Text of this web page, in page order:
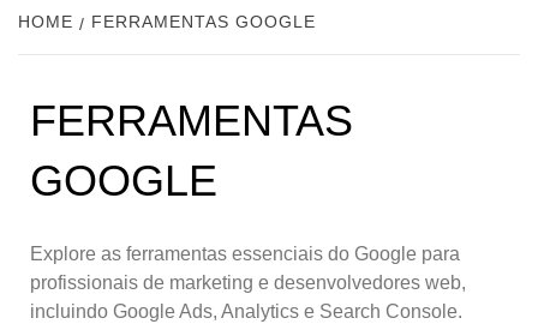
HOME FERRAMENTAS GOOGLE
FERRAMENTAS
GOOGLE
Explore as ferramentas essenciais do Google para
profissionais de marketing e desenvolvedores web,
incluindo Google Ads, Analytics e Search Console.